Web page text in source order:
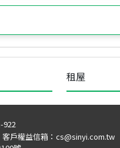
租屋
922
客戶權益信箱： cs@sinyi.com.tw